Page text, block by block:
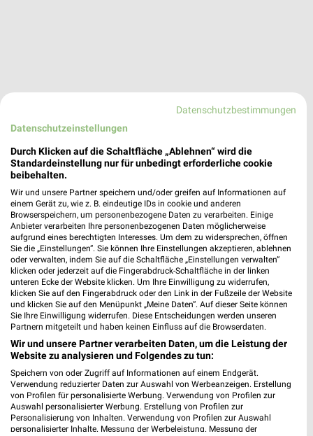
Adresse, Öffnungszeiten und Route für die
Karais Filiale in Bad Kissingen
Egal ob Adresse, Öffnungszeiten oder Route, hier findest Du
alles zur Karais Filiale in Bad Kissingen. Die aktuellsten
Angebote kannst Du Dir in den neuesten Prospekten
anschauen. Wenn Du ein schönes Schnäppchen gefunden hast,
kannst Du über die Routen-Funktion den schnellsten Weg zu
Deiner Lieblings-Filiale von nah & gut finden.
Supermärkte Angebote für Bad Kissingen und
Umgebung
11 Prospekte
REWE Kaufland
Datenschutzbestimmungen
Datenschutzeinstellungen
Durch Klicken auf die Schaltfläche „Ablehnen“ wird die
Standardeinstellung nur für unbedingt erforderliche cookie
beibehalten.
Wir und unsere Partner speichern und/oder greifen auf Informationen auf
einem Gerät zu, wie z. B. eindeutige IDs in cookie und anderen
Browserspeichern, um personenbezogene Daten zu verarbeiten. Einige
Anbieter verarbeiten Ihre personenbezogenen Daten möglicherweise
aufgrund eines berechtigten Interesses. Um dem zu widersprechen, öffnen
Sie die „Einstellungen“. Sie können Ihre Einstellungen akzeptieren, ablehnen
oder verwalten, indem Sie auf die Schaltfläche „Einstellungen verwalten“
klicken oder jederzeit auf die Fingerabdruck-Schaltfläche in der linken
unteren Ecke der Website klicken. Um Ihre Einwilligung zu widerrufen,
klicken Sie auf den Fingerabdruck oder den Link in der Fußzeile der Website
und klicken Sie auf den Menüpunkt „Meine Daten“. Auf dieser Seite können
Sie Ihre Einwilligung widerrufen. Diese Entscheidungen werden unseren
Partnern mitgeteilt und haben keinen Einfluss auf die Browserdaten.
Wir und unsere Partner verarbeiten Daten, um die Leistung der
Website zu analysieren und Folgendes zu tun:
Speichern von oder Zugriff auf Informationen auf einem Endgerät.
Verwendung reduzierter Daten zur Auswahl von Werbeanzeigen. Erstellung
von Profilen für personalisierte Werbung. Verwendung von Profilen zur
Auswahl personalisierter Werbung. Erstellung von Profilen zur
Personalisierung von Inhalten. Verwendung von Profilen zur Auswahl
personalisierter Inhalte. Messung der Werbeleistung. Messung der